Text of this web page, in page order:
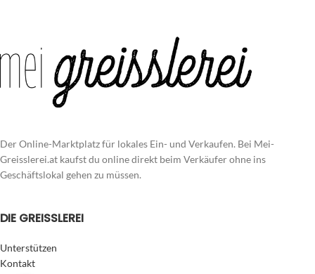
Der Online-Marktplatz für lokales Ein- und Verkaufen. Bei Mei-
Greisslerei.at kaufst du online direkt beim Verkäufer ohne ins
Geschäftslokal gehen zu müssen.
DIE GREISSLEREI
Unterstützen
Kontakt